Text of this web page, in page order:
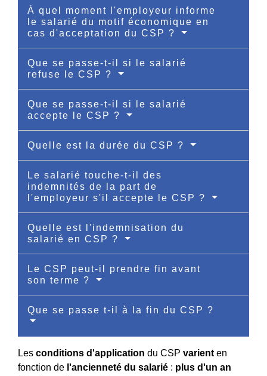
À quel moment l'employeur informe
le salarié du motif économique en
cas d'acceptation du CSP ?
Que se passe-t-il si le salarié
refuse le CSP ?
Que se passe-t-il si le salarié
accepte le CSP ?
Quelle est la durée du CSP ?
Le salarié touche-t-il des
indemnités de la part de
l'employeur s'il accepte le CSP ?
Quelle est l'indemnisation du
salarié en CSP ?
Le CSP peut-il prendre fin avant
son terme ?
Que se passe t-il à la fin du CSP ?
Les conditions d'application du CSP varient en
fonction de l'ancienneté du salarié : plus d'un an